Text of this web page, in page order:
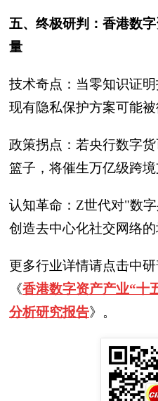
五、终极研判：香港数
量
技术奇点：当零知识证
现有隐私保护方案可能
政策拐点：若央行数字
篮子，将催生万亿级跨
认知革命：Z世代对"数
创造去中心化社交网络的
更多行业详情请点击中
《香港数字资产产业“十
分析研究报告》。